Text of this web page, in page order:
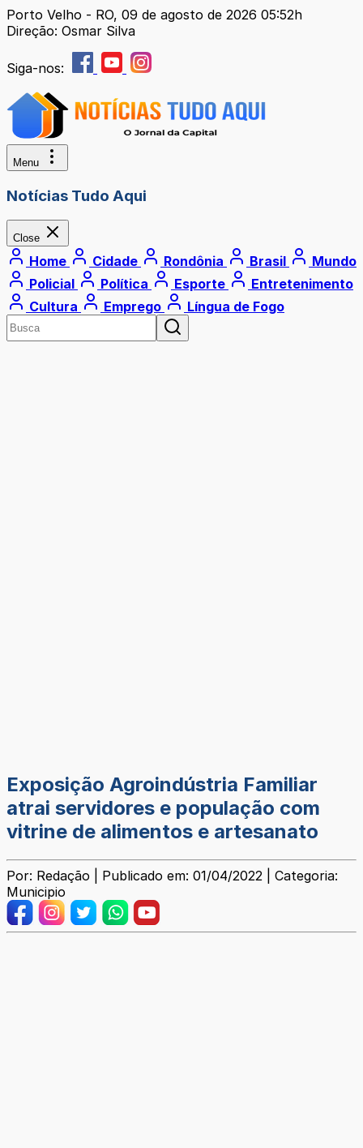
Porto Velho - RO, 09 de agosto de 2026 05:52h
Direção: Osmar Silva
Siga-nos:
Menu
Notícias Tudo Aqui
Close
Home Cidade Rondônia Brasil
Mundo
Policial
Política Esporte
Entretenimento
Cultura
Emprego Língua de Fogo
Exposição Agroindústria Familiar
atrai servidores e população com
vitrine de alimentos e artesanato
Por: Redação | Publicado em: 01/04/2022 | Categoria:
Municipio